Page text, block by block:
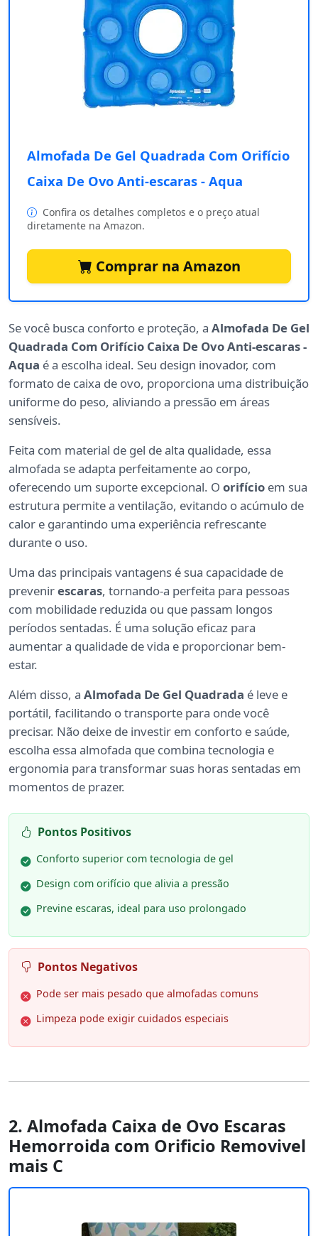
Almofada De Gel Quadrada Com Orifício
Caixa De Ovo Anti-escaras - Aqua
Confira os detalhes completos e o preço atual
diretamente na Amazon.
Comprar na Amazon
Se você busca conforto e proteção, a Almofada De Gel
Quadrada Com Orifício Caixa De Ovo Anti-escaras -
Aqua é a escolha ideal. Seu design inovador, com
formato de caixa de ovo, proporciona uma distribuição
uniforme do peso, aliviando a pressão em áreas
sensíveis.
Feita com material de gel de alta qualidade, essa
almofada se adapta perfeitamente ao corpo,
oferecendo um suporte excepcional. O orifício em sua
estrutura permite a ventilação, evitando o acúmulo de
calor e garantindo uma experiência refrescante
durante o uso.
Uma das principais vantagens é sua capacidade de
prevenirescaras, tornando-a perfeita para pessoas
com mobilidade reduzida ou que passam longos
períodos sentadas. É uma solução eficaz para
aumentar a qualidade de vida e proporcionar bem-
estar.
Além disso, a Almofada De Gel Quadrada é leve e
portátil, facilitando o transporte para onde você
precisar. Não deixe de investir em conforto e saúde,
escolha essa almofada que combina tecnologia e
ergonomia para transformar suas horas sentadas em
momentos de prazer.
Pontos Positivos
Conforto superior com tecnologia de gel
Design com orifício que alivia a pressão
Previne escaras, ideal para uso prolongado
Pontos Negativos
Pode ser mais pesado que almofadas comuns
Limpeza pode exigir cuidados especiais
2. Almofada Caixa de Ovo Escaras
Hemorroida com Orificio Removivel
mais C